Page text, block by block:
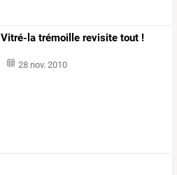
Vitré-la trémoille revisite tout !
28 nov. 2010